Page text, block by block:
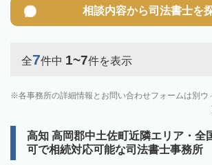
相談内容から司法書士を
全7件中 1~7件を表示
各事務所の詳細情報とお問い合わせフォームは別ウ
高知 高岡郡中土佐町近隣エリア・全
可で相続対応可能な司法書士事務所